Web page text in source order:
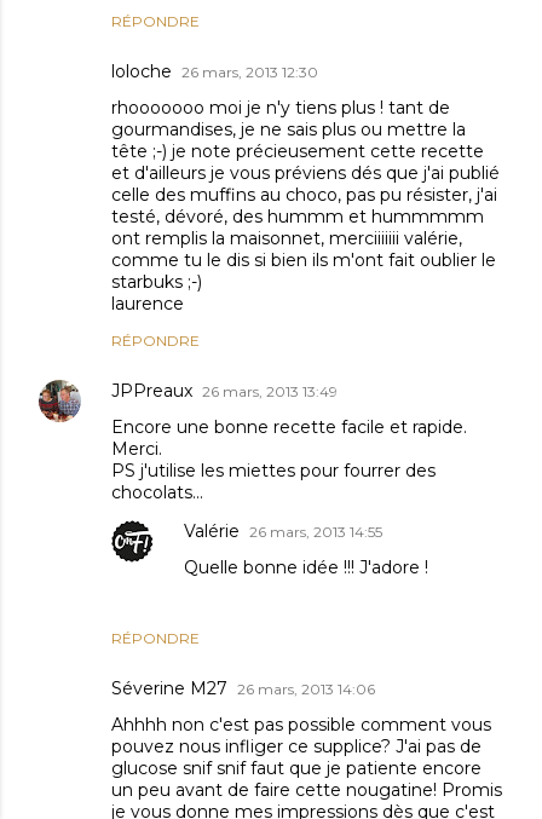
RÉPONDRE
loloche 26 mars, 2013 12:30
rhooooooo moi je n'y tiens plus ! tant de
gourmandises, je ne sais plus ou mettre la
tête ;-) je note précieusement cette recette
et d'ailleurs je vous préviens dés que j'ai publié
celle des muffins au choco, pas pu résister, j'ai
testé, dévoré, des hummm et hummmmm
ont remplis la maisonnet, merciiiiiii valérie,
comme tu le dis si bien ils m'ont fait oublier le
starbuks ;-)
laurence
RÉPONDRE
JPPreaux 26 mars, 2013 13:49
Encore une bonne recette facile et rapide.
Merci.
PS j'utilise les miettes pour fourrer des
chocolats...
RÉPONDRE
Valérie 26 mars, 2013 14:55
Quelle bonne idée !!! J'adore !
Séverine M27 26 mars, 2013 14:06
Ahhhh non c'est pas possible comment vous
pouvez nous infliger ce supplice? J'ai pas de
glucose snif snif faut que je patiente encore
un peu avant de faire cette nougatine! Promis
je vous donne mes impressions dès que c'est